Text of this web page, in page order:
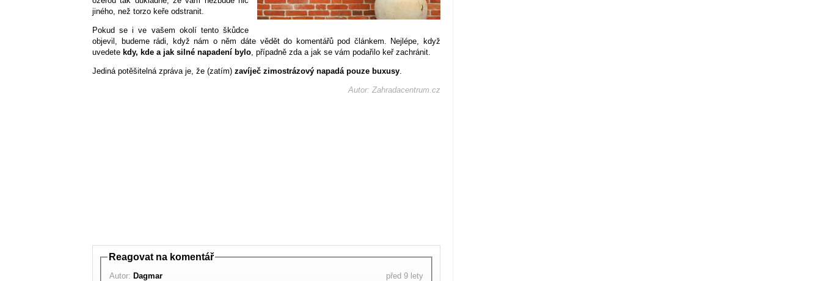
jiného, než torzo keře odstranit.
Pokud se i ve vašem okolí tento škůdce
objevil, budeme rádi, když nám o něm dáte vědět do komentářů pod článkem. Nejlépe, když
uvedete kdy, kde a jak silné napadení bylo, případně zda a jak se vám podařilo keř zachránit.
Jediná potěšitelná zpráva je, že (zatím) zavíječ zimostrázový napadá pouze buxusy.
Autor: Zahradacentrum.cz
Reagovat na komentář
Autor: Dagmar
před 9 lety